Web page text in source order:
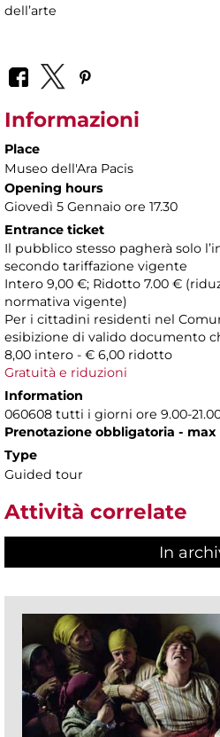
dell’arte
Informazioni
Place
Museo dell'Ara Pacis
Opening hours
Giovedì 5 Gennaio ore 17.30
Entrance ticket
Il pubblico stesso pagherà solo
secondo tariffazione vigente
Intero 9,00 €; Ridotto 7.00 €
normativa vigente)
Per i cittadini residenti nel
esibizione di valido documento
8,00 intero - € 6,00 ridotto
Gratuità e riduzioni
Information
060608 tutti i giorni ore 9.00-
Prenotazione obbligatoria - max
Type
Guided tour
Attività correlate
In